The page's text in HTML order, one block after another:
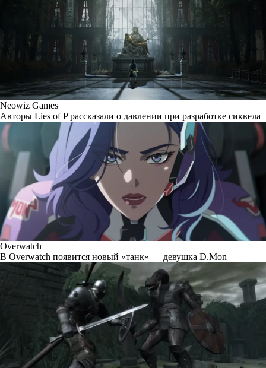
Neowiz Games
Авторы Lies of P рассказали о давлении при разработке сиквела
Overwatch
В Overwatch появится новый «танк» — девушка D.Mon